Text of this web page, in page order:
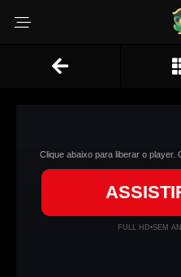
Clique abaixo para liberar o player.
FULL HD•SEM